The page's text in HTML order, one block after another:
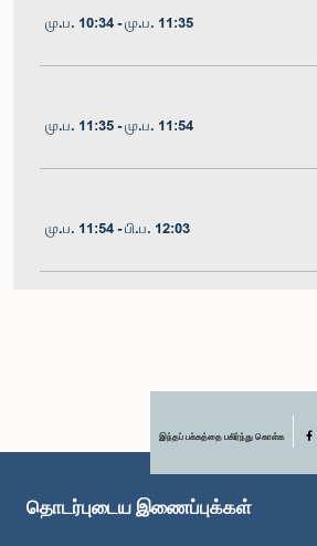
மு.ப. 10:34 - மு.ப. 11:35
மு.ப. 11:35 - மு.ப. 11:54
மு.ப. 11:54 - பி.ப. 12:03
பி.ப. 12:10 - பி.ப. 12:16இந்தப் பக்கத்தை பகிர்ந்து கொள்க
தொடர்புடைய இணைப்புக்கள்